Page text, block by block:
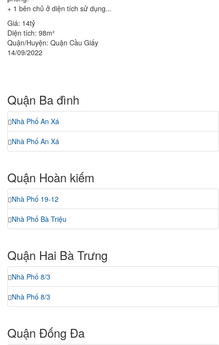
+ 1 bên chủ ở diện tích sử dụng...
Giá: 14tỷ
Diện tích: 98m²
Quận/Huyện: Quận Cầu Giấy
14/09/2022
Quận Ba đình
Nhà Phố An Xá
Nhà Phố An Xá
Quận Hoàn kiếm
Nhà Phố 19-12
Nhà Phố Bà Triệu
Quận Hai Bà Trưng
Nhà Phố 8/3
Nhà Phố 8/3
Quận Đống Đa